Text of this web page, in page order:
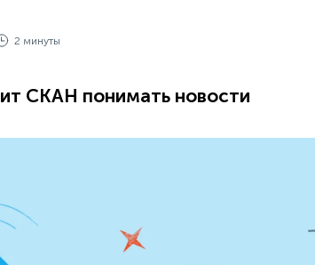
2 минуты
СКАН понимать новости